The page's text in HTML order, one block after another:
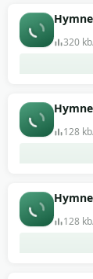
320
128
128